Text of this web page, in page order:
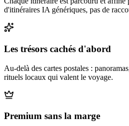
d'itinéraires IA génériques, pas de
Les trésors cachés d'abord
Au-delà des cartes postales :
rituels locaux qui valent le voyage.
Premium sans la marge